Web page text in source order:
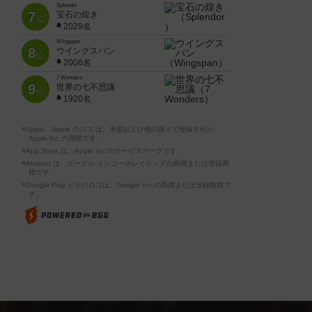
7位
Splendor
宝石の煌き
2029名
8位
Wingspan
ウイングスパン
2006名
9位
7 Wonders
世界の七不思議
1920名
※Apple、Apple のロゴ は、米国および他の国々で登録された
Apple Inc.の商標です。
※App Store は、Apple Inc.のサービスマークです。
※Android は、グーグル インコーポレイテッドの商標または登録商
標です。
※Google Play とそのロゴは、Google Inc.の商標または登録商標で
す。